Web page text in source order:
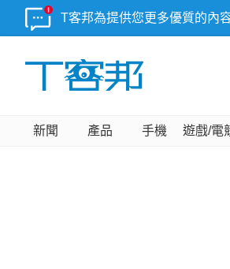
T客邦為提供您更多優質的內
新聞 產品 手機 遊戲/電